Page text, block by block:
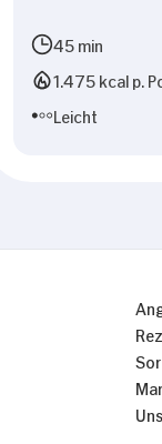
45 min
1.475 kcal p.
Leicht